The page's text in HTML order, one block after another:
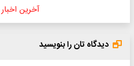
آخرین اخبار
دیدگاه تان را بنویسید